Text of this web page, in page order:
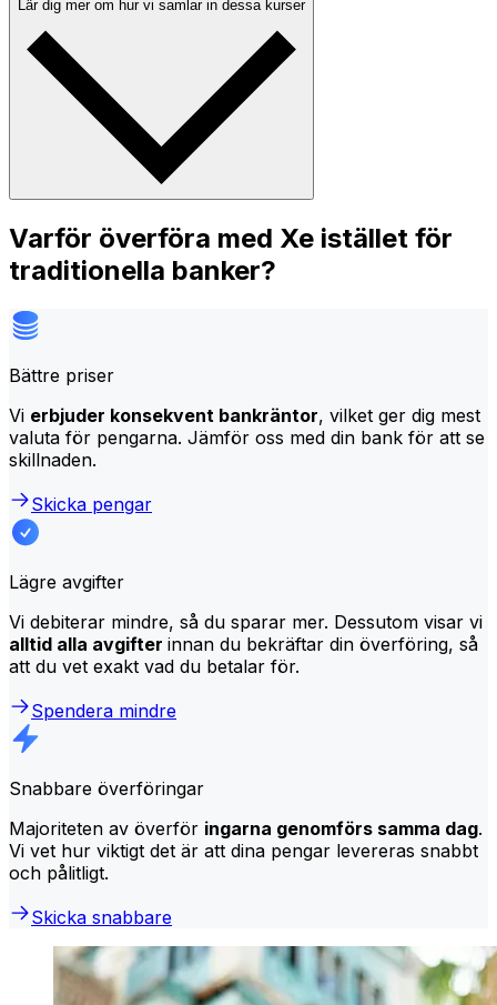
Lär dig mer om hur vi samlar in dessa kurser
Varför överföra med Xe istället för
traditionella banker?
Bättre priser
Vi erbjuder konsekvent bankräntor, vilket ger dig mest
valuta för pengarna. Jämför oss med din bank för att se
skillnaden.
Skicka pengar
Lägre avgifter
Vi debiterar mindre, så du sparar mer. Dessutom visar vi
alltid alla avgifter innan du bekräftar din överföring, så
att du vet exakt vad du betalar för.
Spendera mindre
Snabbare överföringar
Majoriteten av överför ingarna genomförs samma dag.
Vi vet hur viktigt det är att dina pengar levereras snabbt
och pålitligt.
Skicka snabbare